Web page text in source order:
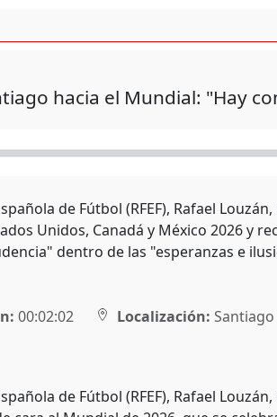
hacia el Mundial: "Hay
de Fútbol (RFEF), Rafael
Unidos, Canadá y México 2026 y
dentro de las "esperanzas e
00:02:02 Localización:
de Fútbol (RFEF), Rafael